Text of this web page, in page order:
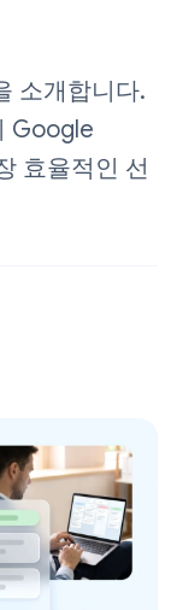
소개합니다.
Google
효율적인 선